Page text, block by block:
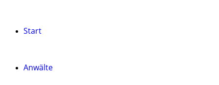
Start
Anwälte